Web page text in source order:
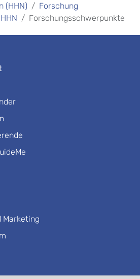
(HHN)
Forschung
Forschungsschwerpunkte
Marketing